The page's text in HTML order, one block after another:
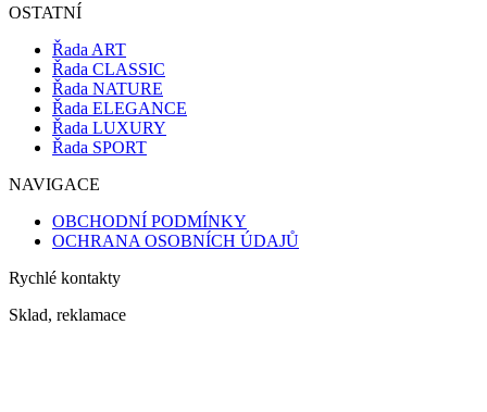
OSTATNÍ
Řada ART
Řada CLASSIC
Řada NATURE
Řada ELEGANCE
Řada LUXURY
Řada SPORT
NAVIGACE
OBCHODNÍ PODMÍNKY
OCHRANA OSOBNÍCH ÚDAJŮ
Rychlé kontakty
Sklad, reklamace